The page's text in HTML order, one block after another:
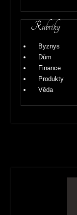
Rubriky
Byznys
Dům
Finance
Produkty
Věda